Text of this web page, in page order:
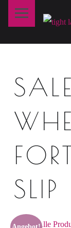
SLIP
Shop/Alle